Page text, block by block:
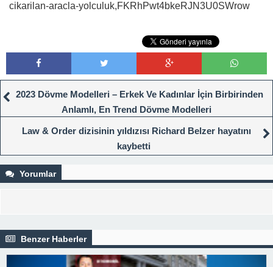
cikarilan-aracla-yolculuk,FKRhPwt4bkeRJN3U0SWrow
2023 Dövme Modelleri – Erkek Ve Kadınlar İçin Birbirinden
Anlamlı, En Trend Dövme Modelleri
Law & Order dizisinin yıldızısı Richard Belzer hayatını
kaybetti
Yorumlar
Benzer Haberler